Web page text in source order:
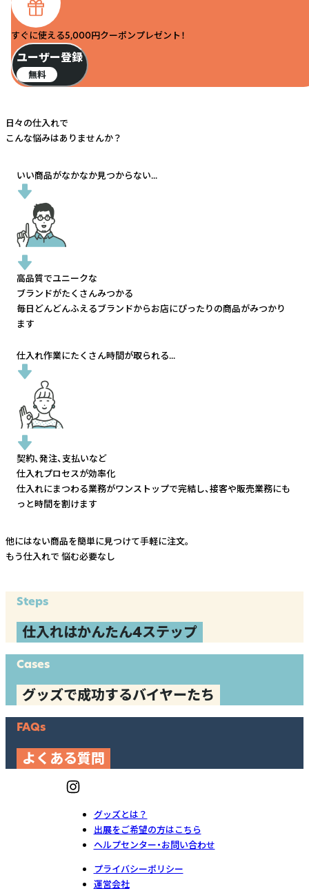
すぐに使える5,000円クーポンプレゼント！
ユーザー登録
無料
日々の仕入れで
こんな悩みはありませんか？
いい商品がなかなか見つからない...
高品質でユニークな
ブランドがたくさんみつかる
毎日どんどんふえるブランドからお店にぴったりの商品がみつかり
ます
仕入れ作業にたくさん時間が取られる...
契約、発注、支払いなど
仕入れプロセスが効率化
仕入れにまつわる業務がワンストップで完結し、接客や販売業務にも
っと時間を割けます
他にはない商品を簡単に見つけて手軽に注文。
もう仕入れで 悩む必要なし
Steps
仕入れはかんたん4ステップ
Cases
グッズで成功するバイヤーたち
FAQs
よくある質問
グッズとは？
出展をご希望の方はこちら
ヘルプセンター・お問い合わせ
プライバシーポリシー
運営会社